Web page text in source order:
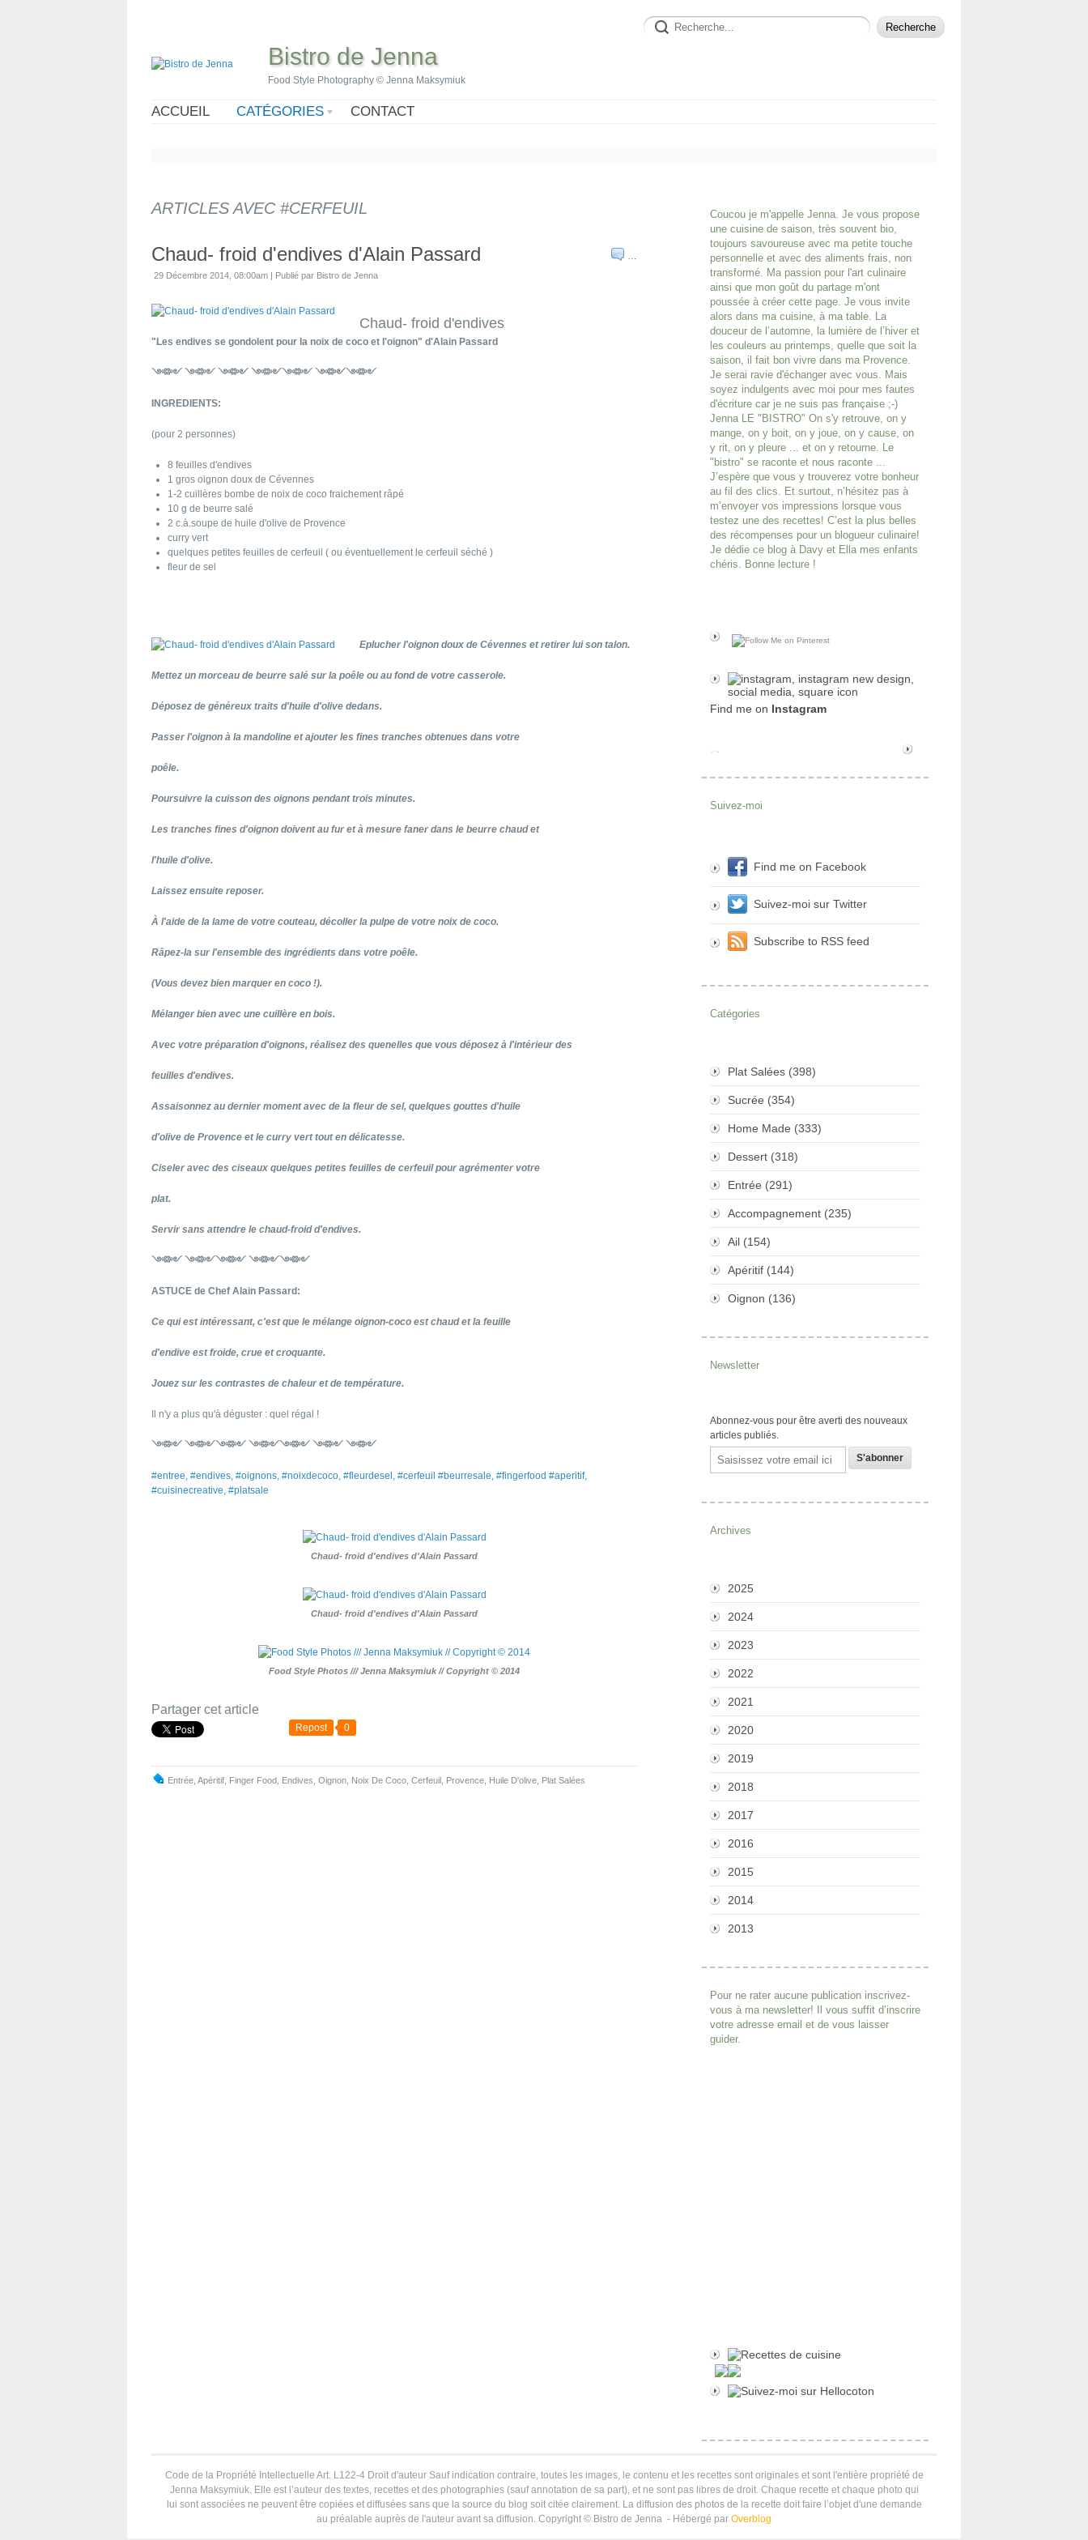
Bistro de Jenna
Food Style Photography © Jenna Maksymiuk
ACCUEIL CATÉGORIES CONTACT
ARTICLES AVEC #CERFEUIL
…
Chaud- froid d'endives d'Alain Passard
29 Décembre 2014, 08:00am | Publié par Bistro de Jenna
Chaud- froid d'endives
"Les endives se gondolent pour la noix de coco et l'oignon" d'Alain Passard
༺༻ ༺༻ ༺༻ ༺༻༺༻ ༺༻༺༻
INGREDIENTS:
(pour 2 personnes)
8 feuilles d'endives
1 gros oignon doux de Cévennes
1-2 cuillères bombe de noix de coco fraichement râpé
10 g de beurre salé
2 c.à.soupe de huile d'olive de Provence
curry vert
quelques petites feuilles de cerfeuil ( ou éventuellement le cerfeuil séché )
fleur de sel
Eplucher l'oignon doux de Cévennes et retirer lui son talon.
Mettez un morceau de beurre salé sur la poêle ou au fond de votre casserole.
Déposez de généreux traits d'huile d'olive dedans.
Passer l'oignon à la mandoline et ajouter les fines tranches obtenues dans votre
poêle.
Poursuivre la cuisson des oignons pendant trois minutes.
Les tranches fines d'oignon doivent au fur et à mesure faner dans le beurre chaud et
l'huile d'olive.
Laissez ensuite reposer.
À l'aide de la lame de votre couteau, décoller la pulpe de votre noix de coco.
Râpez-la sur l'ensemble des ingrédients dans votre poêle.
(Vous devez bien marquer en coco !).
Mélanger bien avec une cuillère en bois.
Avec votre préparation d'oignons, réalisez des quenelles que vous déposez à l'intérieur des
feuilles d'endives.
Assaisonnez au dernier moment avec de la fleur de sel, quelques gouttes d'huile
d'olive de Provence et le curry vert tout en délicatesse.
Ciseler avec des ciseaux quelques petites feuilles de cerfeuil pour agrémenter votre
plat.
Servir sans attendre le chaud-froid d'endives.
༺༻ ༺༻༺༻ ༺༻༺༻
ASTUCE de Chef Alain Passard:
Ce qui est intéressant, c'est que le mélange oignon-coco est chaud et la feuille
d'endive est froide, crue et croquante.
Jouez sur les contrastes de chaleur et de température.
Il n'y a plus qu'à déguster : quel régal !
༺༻ ༺༻༺༻ ༺༻༺༻ ༺༻ ༺༻
#entree, #endives, #oignons, #noixdecoco, #fleurdesel, #cerfeuil #beurresale, #fingerfood #aperitif,
#cuisinecreative, #platsale
Chaud- froid d'endives d'Alain Passard
Chaud- froid d'endives d'Alain Passard
Food Style Photos /// Jenna Maksymiuk // Copyright © 2014
Partager cet article
Repost 0
Entrée Apéritif Finger Food Endives Oignon Noix De Coco Cerfeuil Provence Huile D'olive Plat Salées
Coucou je m'appelle Jenna. Je vous propose
une cuisine de saison, très souvent bio,
toujours savoureuse avec ma petite touche
personnelle et avec des aliments frais, non
transformé. Ma passion pour l'art culinaire
ainsi que mon goût du partage m'ont
poussée à créer cette page. Je vous invite
alors dans ma cuisine, à ma table. La
douceur de l’automne, la lumière de l’hiver et
les couleurs au printemps, quelle que soit la
saison, il fait bon vivre dans ma Provence.
Je serai ravie d'échanger avec vous. Mais
soyez indulgents avec moi pour mes fautes
d'écriture car je ne suis pas française ;-)
Jenna LE "BISTRO" On s'y retrouve, on y
mange, on y boit, on y joue, on y cause, on
y rit, on y pleure ... et on y retourne. Le
"bistro" se raconte et nous raconte ...
J’espère que vous y trouverez votre bonheur
au fil des clics. Et surtout, n’hésitez pas à
m’envoyer vos impressions lorsque vous
testez une des recettes! C’est la plus belles
des récompenses pour un blogueur culinaire!
Je dédie ce blog à Davy et Ella mes enfants
chéris. Bonne lecture !
Find me on Instagram
Suivez-moi
Find me on Facebook
Suivez-moi sur Twitter
Subscribe to RSS feed
Catégories
Plat Salées (398)
Sucrée (354)
Home Made (333)
Dessert (318)
Entrée (291)
Accompagnement (235)
Ail (154)
Apéritif (144)
Oignon (136)
Newsletter
Abonnez-vous pour être averti des nouveaux
articles publiés.
Email
Archives
2025
2024
2023
2022
2021
2020
2019
2018
2017
2016
2015
2014
2013
Pour ne rater aucune publication inscrivez-
vous à ma newsletter! Il vous suffit d’inscrire
votre adresse email et de vous laisser
guider.
Code de la Propriété Intellectuelle Art. L122-4 Droit d'auteur Sauf indication contraire, toutes les images, le contenu et les recettes sont originales et sont l'entière propriété de
Jenna Maksymiuk. Elle est l’auteur des textes, recettes et des photographies (sauf annotation de sa part), et ne sont pas libres de droit. Chaque recette et chaque photo qui
lui sont associées ne peuvent être copiées et diffusées sans que la source du blog soit citée clairement. La diffusion des photos de la recette doit faire l’objet d'une demande
au préalable auprès de l'auteur avant sa diffusion. Copyright © Bistro de Jenna - Hébergé par Overblog